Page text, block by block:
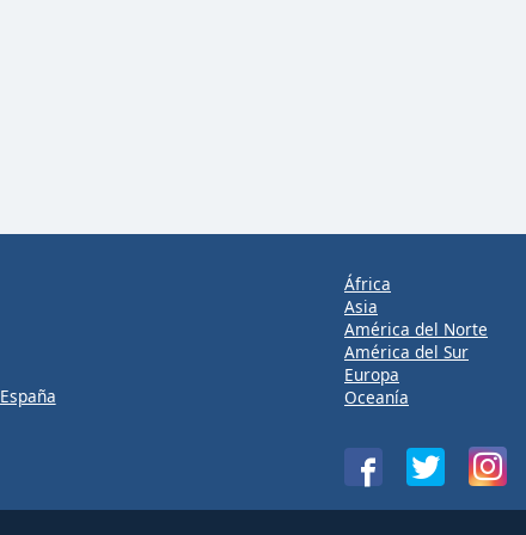
España
África
Asia
América del Norte
América del Sur
Europa
Oceanía